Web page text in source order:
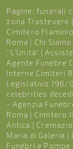
Pagine: funerali
zona Trastevere
Cimitero
Roma
Chi Siamo
''L'Unità'
|
Agente Funebre
Interne Cimiteri
Legislativo 196/
celebrities
- Agenzia
Roma
Cimitero
Antica
Maria di Galeria
Funebri e Pompe